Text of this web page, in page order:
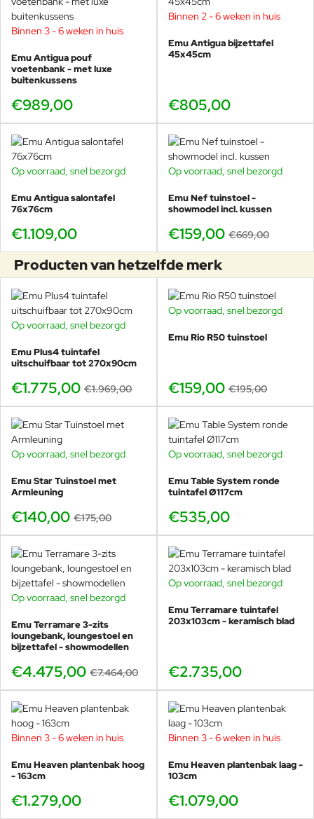
schoonmaakmiddel. Het rope kan jaarlijks worden
afgespoeld om zout, zand of vuil te verwijderen.
Dankzij de duurzame materialen en Emu’s geavanceerde
coating blijft de loungestoel jarenlang mooi, zelfs bij
intensief gebruik in zon, regen of nabij de kust.
Combineert perfect met
Emu Antigua voetenbank
Emu Antigua 2-zits sofa
Emu Antigua 3-zits sofa
Emu Antigua salontafel
Strakke Cabla salontafels
Outdoor vloerkleden
Over Emu: 70 jaar Italiaans
vakmanschap voor buiten
Emu is wereldwijd marktleider in metalen en geweven
buitenmeubelen en staat bekend om luxueuze designs die perfect
bestand zijn tegen weer en wind. Het merk werd in 1951 opgericht
expertise in metaalbewerking en outdoor materialen.
Door samenwerkingen met internationale topontwerpers,
creëert Emu collecties die elegantie, duurzaamheid en comfort
combineren. De Antigua-lijn is een modern voorbeeld van deze
filosofie: luchtig, tijdloos en technisch uitzonderlijk sterk.
combinatie van traditioneel vakmanschap en geavanceerde
coatingtechnieken. Hierdoor blijven de meubels jarenlang mooi,
zelfs in intensieve hospitality-omgevingen.
Waarom Emu Antigua kopen bij Veurst?
Grootste Emu-dealer ter wereld,
exclusieve toegang tot nieuwe collecties.
Exclusieve showroompresentatiesvan alle nieuwe
door ruime voorraad + directe import uit
65+ jaar ervaring
in luxe buitenmeubelen.
Maak jouw loungehoek compleet met de nieuwe Emu Antigua
collectie.
Ontdek alle varianten en kleuren bij
Veurst, Europa’s Emu
Binnen 3 - 6 weken in huis
Emu Antigua pouf
voetenbank - met luxe
buitenkussens
€989,00
Binnen 2 - 6 weken in huis
Emu Antigua bijzettafel
45x45cm
€805,00
Op voorraad, snel bezorgd
Emu Antigua salontafel
76x76cm
€1.109,00
SHOWMODEL
Op voorraad, snel bezorgd
Emu Nef tuinstoel -
showmodel incl. kussen
€159,00 €669,00
Producten van hetzelfde merk
-10%
Op voorraad, snel bezorgd
Emu Plus4 tuintafel
uitschuifbaar tot 270x90cm
€1.775,00 €1.969,00
-18%
Op voorraad, snel bezorgd
Emu Rio R50 tuinstoel
€159,00 €195,00
-20%
Op voorraad, snel bezorgd
Emu Star Tuinstoel met
Armleuning
€140,00 €175,00
Op voorraad, snel bezorgd
Emu Table System ronde
tuintafel Ø117cm
€535,00
BUNDELKORTING
-40%
Op voorraad, snel bezorgd
Emu Terramare 3-zits
loungebank, loungestoel en
bijzettafel - showmodellen
€4.475,00 €7.464,00
Op voorraad, snel bezorgd
Emu Terramare tuintafel
203x103cm - keramisch blad
€2.735,00
Binnen 3 - 6 weken in huis
Emu Heaven plantenbak hoog
- 163cm
€1.279,00
Binnen 3 - 6 weken in huis
Emu Heaven plantenbak laag -
103cm
€1.079,00